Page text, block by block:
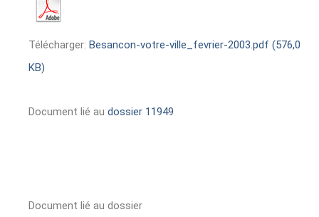
Télécharger: Besancon-votre-ville_fevrier-2003.pdf (576,0
KB)
Document lié au dossier 11949
Document lié au dossier